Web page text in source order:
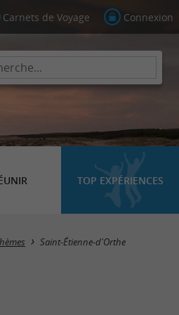
Carnets de Voyage Connexion
TOP EXPÉRIENCES
Masquer la carte
Saint-Étienne-d'Orthe